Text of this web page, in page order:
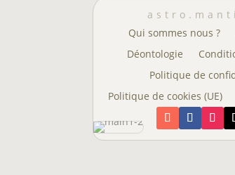
Qui sommes nous ?
Déontologie
Politique de
Politique de cookies (UE)